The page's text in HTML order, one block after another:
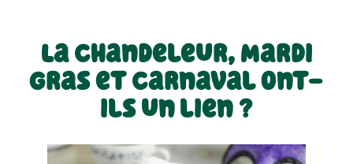
La Chandeleur, Mardi
Gras et Carnaval ont-
ils un lien ?